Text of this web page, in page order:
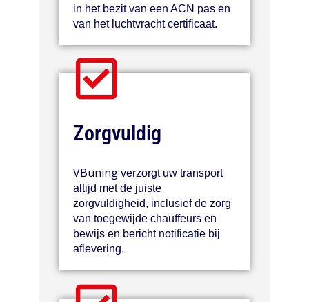
in het bezit van een ACN pas en
van het luchtvracht certificaat.
Zorgvuldig
VBuning verzorgt uw transport
altijd met de juiste
zorgvuldigheid, inclusief de zorg
van toegewijde chauffeurs en
bewijs en bericht notificatie bij
aflevering.